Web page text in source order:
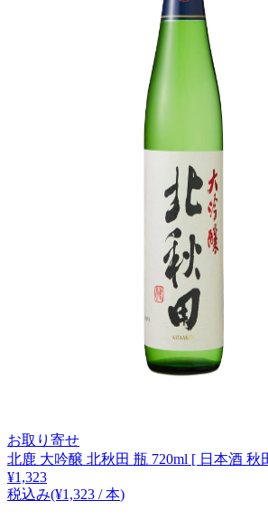
お取り寄せ
北鹿 大吟醸 北秋田 瓶 720ml [ 日本酒 秋
¥1,323
税込み(¥1,323 / 本)